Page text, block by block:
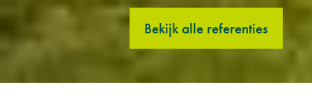
Bekijk alle referenties